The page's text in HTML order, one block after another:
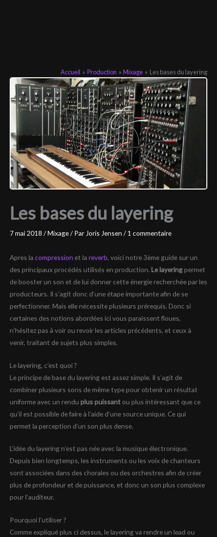
Accueil Production Mixage Les bases du layering
Les bases du layering
7 mai 2018 /Mixage/ Par Joris Jensen / 1 commentaire
Apres la compression et la reverb, voici notre 3ème guide sur un
des principaux procédés utilisés en production. Le layeringpermet
de booster un son et de lui donner cette énergie recherchée par les
producteurs. Il s’agit donc d’une étape importante afin de se
perfectionner. Mais elle nécessite plusieurs prérequis. Donc si
certaines des notions abordées ici vous paraissent floues,
n’hésitez pas à voir ou revoir les articles précédents, et ceux à
venir, traitant de sujets plus simples.
Le layering, c’est quoi ?
Le principe de base du layering est assez simple. Il s’agit de
combiner plusieurs sons de même type pour obtenir un résultat
uniforme avec un rendu plus puissant ou plus intéressant que ce
qu’il est possible de faire à l’aide d’une source unique. Ce qui
permet la perception d’un son plus dense.
L’idée du layering n’est pas née avec la musique électronique.
Depuis bien longtemps, les instruments ou les voix de chanteurs
sont associées dans des chorales ou des orchestres afin de créer
plus de profondeur et de puissance, et donc un son plus complexe
pour l’auditeur.
Pourquoi l’utiliser ?
Comme expliqué plus ci dessus, le layering va rendre un lead ou